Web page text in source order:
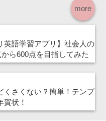
more
英語学習アプリ】社会人の
ら600点を目指してみた
くさくない？簡単！テンプ
賀状！